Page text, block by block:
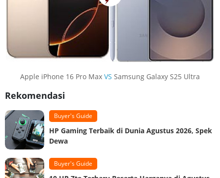
Apple iPhone 16 Pro Max VS Samsung Galaxy S25 Ultra
Rekomendasi
Buyer's Guide
HP Gaming Terbaik di Dunia Agustus 2026, Spek
Dewa
Buyer's Guide